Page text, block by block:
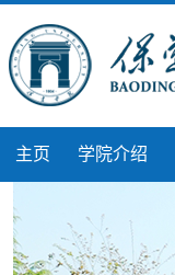
主页 学院介绍